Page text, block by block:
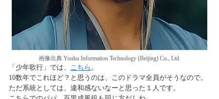
画像出典 Youku Information Technology (Beijing) Co., Ltd.
「少年歌行」では、 こちら 。
10数年でこれほど？と思うのは、このドラマ全員がそうなので。
ただ系統としては、違和感ないなーと思った１人です。